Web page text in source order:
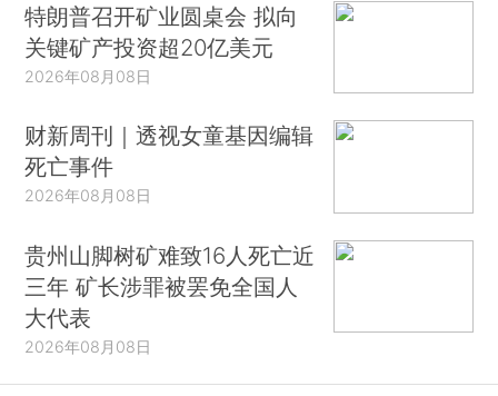
特朗普召开矿业圆桌会 拟向
关键矿产投资超20亿美元
2026年08月08日
财新周刊｜透视女童基因编辑
死亡事件
2026年08月08日
贵州山脚树矿难致16人死亡近
三年 矿长涉罪被罢免全国人
大代表
2026年08月08日